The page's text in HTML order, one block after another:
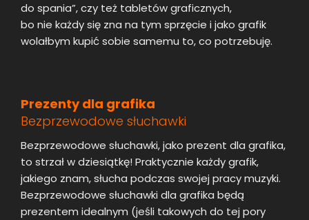
do spania”, czy też tabletów graficznych,
bo nie każdy się zna na tym sprzęcie i jako grafik
wolałbym kupić sobie samemu to, co potrzebuję.
Prezenty dla grafika
Bezprzewodowe słuchawki
Bezprzewodowe słuchawki, jako prezent dla grafika,
to strzał w dziesiątkę! Praktycznie każdy grafik,
jakiego znam, słucha podczas swojej pracy muzyki.
Bezprzewodowe słuchawki dla grafika będą
prezentem idealnym (jeśli takowych do tej pory